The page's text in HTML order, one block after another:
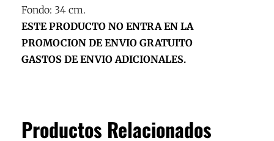
Fondo: 34 cm.
ESTE PRODUCTO NO ENTRA EN LA
PROMOCION DE ENVIO GRATUITO
GASTOS DE ENVIO ADICIONALES.
Productos Relacionados